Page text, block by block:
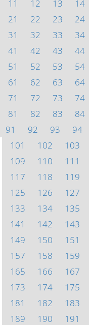
11
12 13 14
21
22 23 24
31
32 33 34
41
42 43 44
51
52 53 54
61
62 63 64
71
72 73 74
81
82 83 84
91
92 93 94
101
102 103
109
110 111
117
118 119
125
126 127
133
134 135
141
142 143
149
150 151
157
158 159
165
166 167
173
174 175
181
182 183
189
190 191